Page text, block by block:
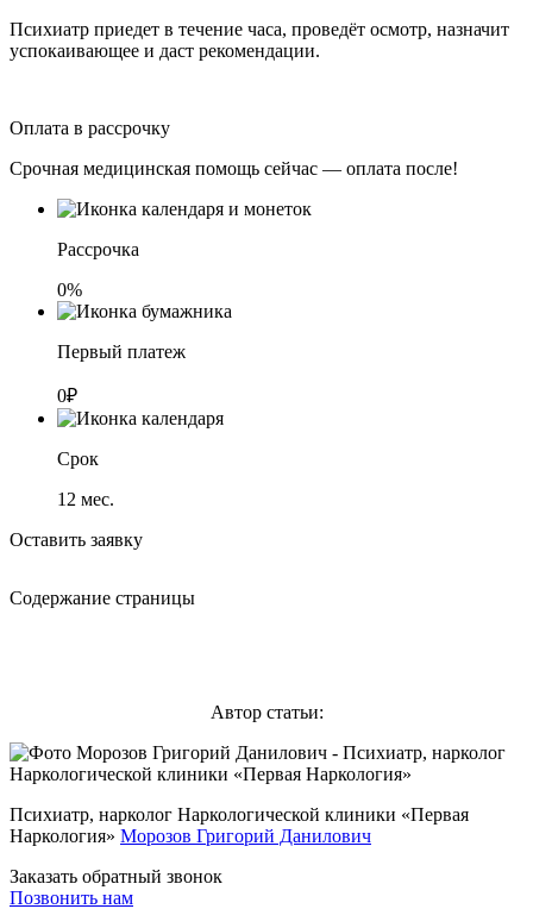
Психиатр приедет в течение часа, проведёт осмотр, назначит
успокаивающее и даст рекомендации.
Оплата в рассрочку
Срочная медицинская помощь сейчас — оплата после!
Рассрочка
0%
Первый платеж
0₽
Срок
12 мес.
Оставить заявку
Содержание страницы
Автор статьи:
Психиатр, нарколог Наркологической клиники «Первая
Наркология» Морозов Григорий Данилович
Заказать обратный звонок
Позвонить нам